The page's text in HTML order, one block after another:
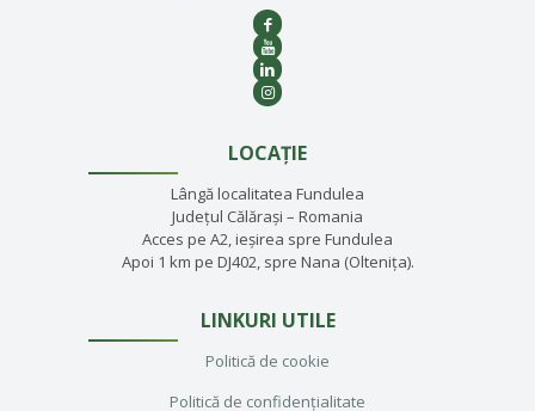
LOCAȚIE
Lângă localitatea Fundulea
Județul Călărași – Romania
Acces pe A2, ieșirea spre Fundulea
Apoi 1 km pe DJ402, spre Nana (Oltenița).
LINKURI UTILE
Politică de cookie
Politică de confidențialitate